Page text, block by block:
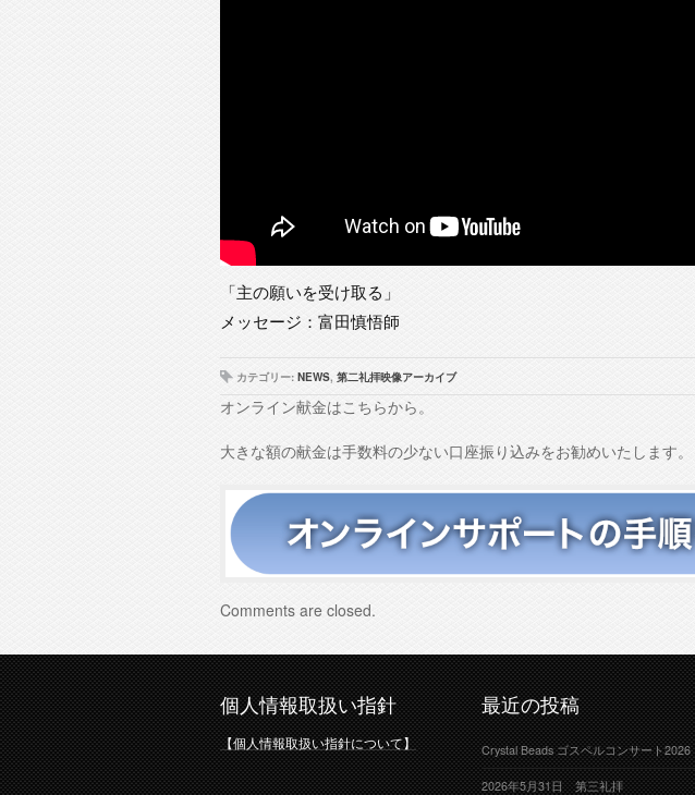
「主の願いを受け取る」
メッセージ：富田慎悟師
カテゴリー: NEWS, 第二礼拝映像アーカイブ
オンライン献金はこちらから。
大きな額の献金は手数料の少ない口座振り込みをお勧めいたします。
Comments are closed.
個人情報取扱い指針
【個人情報取扱い指針について】
最近の投稿
Crystal Beads ゴスペルコンサート2026
2026年5月31日 第三礼拝